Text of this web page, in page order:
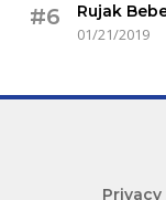
#6
Rujak
01/21/2019